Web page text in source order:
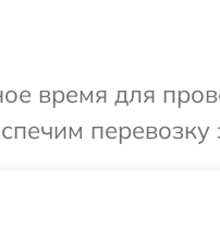
время для